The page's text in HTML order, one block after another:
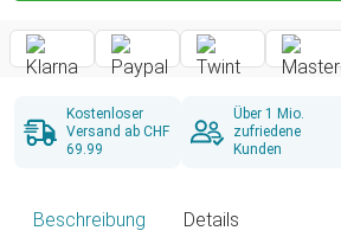
Kostenloser
Versand ab CHF
69.99
Über 1 Mio.
zufriedene
Kunden
Beschreibung Details